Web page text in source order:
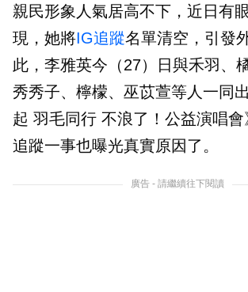
親民形象人氣居高不下，近日有
現，她將IG追蹤名單清空，引發
此，李雅英今（27）日與禾羽、
秀秀子、檸檬、巫苡萱等人一同
起 羽毛同行 不浪了！公益演唱
追蹤一事也曝光真實原因了。
廣告 - 請繼續往下閱讀